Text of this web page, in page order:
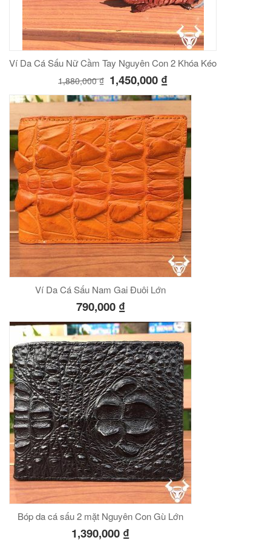
Ví Da Cá Sấu Nữ Cầm Tay Nguyên Con 2 Khóa Kéo
1,880,000₫ 1,450,000 ₫
Ví Da Cá Sấu Nam Gai Đuôi Lớn
790,000 ₫
Bóp da cá sấu 2 mặt Nguyên Con Gù Lớn
1,390,000 ₫